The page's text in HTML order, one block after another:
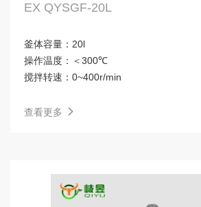
EX QYSGF-20L
釜体容量： 20l
操作温度： ＜300℃
搅拌转速： 0~400r/min
查看更多